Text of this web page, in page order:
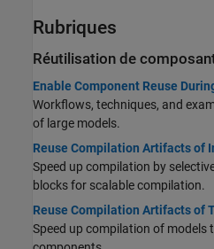
Rubriques
Réutilisation de
Enable Component Reuse
Workflows, techniques, and
of large models.
Reuse Compilation Artifacts of
Speed up compilation by
blocks for scalable compilation.
Reuse Compilation Artifacts of
Speed up compilation of models